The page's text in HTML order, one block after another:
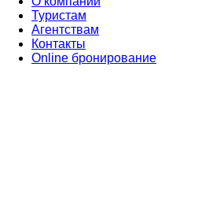
Туристам
Агентствам
Контакты
Online бронирование